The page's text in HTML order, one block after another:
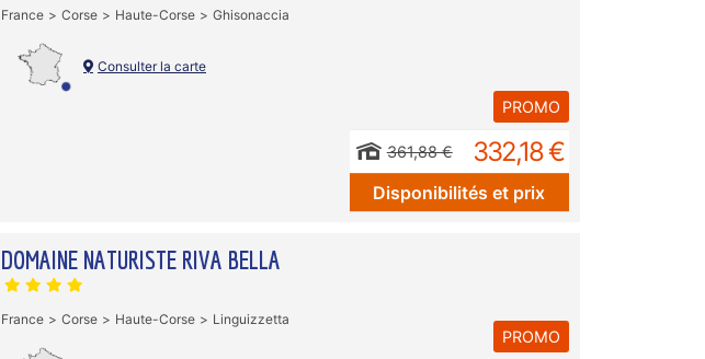
France Corse Haute-Corse Ghisonaccia
Consulter la carte
PROMO
361,88 € 332,18 €
Disponibilités et prix
DOMAINE NATURISTE RIVA BELLA
France Corse Haute-Corse Linguizzetta
PROMO